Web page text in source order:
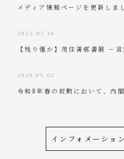
メディア情報ページを更新しま
2023.07.10
【残り僅か】茂住菁邨書展 －
2026.05.02
令和8年春の叙勲において、内
インフォメーショ